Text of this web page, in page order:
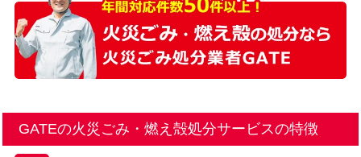
GATEの火災ごみ・燃え殻処分サービスの特徴